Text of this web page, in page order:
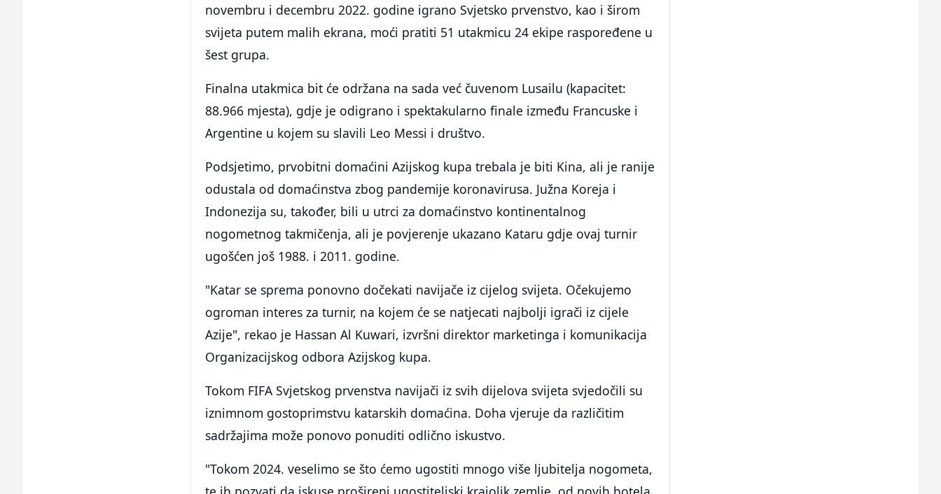
novembru i decembru 2022. godine igrano Svjetsko prvenstvo, kao i širom
svijeta putem malih ekrana, moći pratiti 51 utakmicu 24 ekipe raspoređene u
šest grupa.
Finalna utakmica bit će održana na sada već čuvenom Lusailu (kapacitet:
88.966 mjesta), gdje je odigrano i spektakularno finale između Francuske i
Argentine u kojem su slavili Leo Messi i društvo.
Podsjetimo, prvobitni domaćini Azijskog kupa trebala je biti Kina, ali je ranije
odustala od domaćinstva zbog pandemije koronavirusa. Južna Koreja i
Indonezija su, također, bili u utrci za domaćinstvo kontinentalnog
nogometnog takmičenja, ali je povjerenje ukazano Kataru gdje ovaj turnir
ugošćen još 1988. i 2011. godine.
"Katar se sprema ponovno dočekati navijače iz cijelog svijeta. Očekujemo
ogroman interes za turnir, na kojem će se natjecati najbolji igrači iz cijele
Azije", rekao je Hassan Al Kuwari, izvršni direktor marketinga i komunikacija
Organizacijskog odbora Azijskog kupa.
Tokom FIFA Svjetskog prvenstva navijači iz svih dijelova svijeta svjedočili su
iznimnom gostoprimstvu katarskih domaćina. Doha vjeruje da različitim
sadržajima može ponovo ponuditi odlično iskustvo.
"Tokom 2024. veselimo se što ćemo ugostiti mnogo više ljubitelja nogometa,